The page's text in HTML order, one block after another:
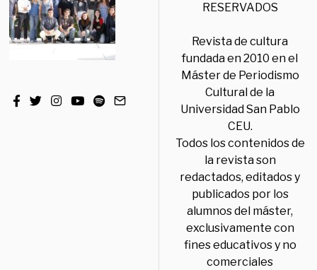
RESERVADOS
Revista de cultura
fundada en 2010 en el
Máster de Periodismo
Cultural de la
Universidad San Pablo
CEU.
Todos los contenidos de
la revista son
redactados, editados y
publicados por los
alumnos del máster,
exclusivamente con
fines educativos y no
comerciales